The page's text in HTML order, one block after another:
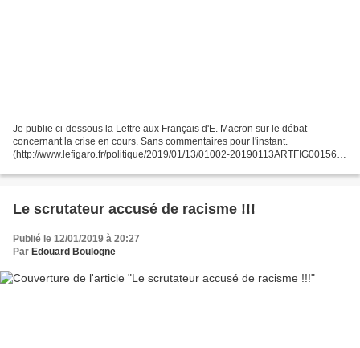
Je publie ci-dessous la Lettre aux Français d'E. Macron sur le débat
concernant la crise en cours. Sans commentaires pour l'instant.
(http://www.lefigaro.fr/politique/2019/01/13/01002-20190113ARTFIG00156-
Le scrutateur accusé de racisme !!!
Publié le 12/01/2019 à 20:27
Par Edouard Boulogne